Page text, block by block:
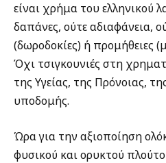
είναι χρήμα του ελληνικού
δαπάνες, ούτε αδιαφάνεια,
(δωροδοκίες) ή προμήθειες
Όχι τσιγκουνιές στη
της Υγείας, της Πρόνοιας,
υποδομής.
Ώρα για την αξιοποίηση
φυσικού και ορυκτού